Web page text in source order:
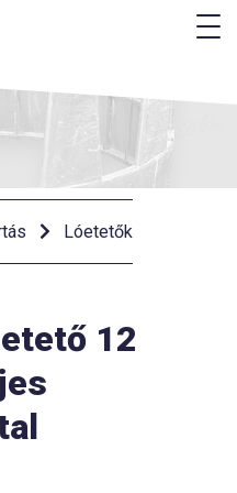
Lóetetők
12